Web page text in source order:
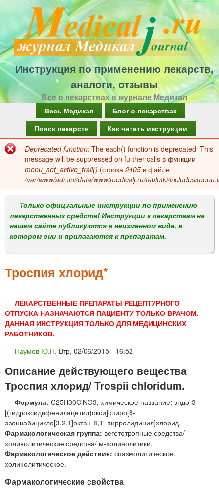
Перейти
к
основному
содержанию
Инструкция по применению лекарств,
аналоги, отзывы
Все о лекарствах в журнале Медикал
а
в
о
м
е
н
Весь Медикал
Блог о лекарствах
Поиск лекарств
Как читать инструкции
Сообщение
об
ошибке
Deprecated function: The each() function is deprecated. This
message will be suppressed on further calls в функции
menu_set_active_trail() (строка 2405 в файле
/var/www/admini/data/www/medicalj.ru/tabletki/includes/
Только официальные инструкции по применению
лекарственных средств! Инструкции к лекарствам на
нашем сайте публикуются в неизменном виде, в
котором они и прилагаются к препаратам.
Троспия хлорид*
ЛЕКАРСТВЕННЫЕ ПРЕПАРАТЫ РЕЦЕПТУРНОГО
ОТПУСКА НАЗНАЧАЮТСЯ ПАЦИЕНТУ ТОЛЬКО ВРАЧОМ.
ДАННАЯ ИНСТРУКЦИЯ ТОЛЬКО ДЛЯ МЕДИЦИНСКИХ
РАБОТНИКОВ.
Наумов Ю.Н. Втр, 02/06/2015 - 16:52
Описание действующего вещества
Троспия хлорид/ Trospii chloridum.
Формула: C25H30ClNO3, химическое название: эндо-3-
[(гидроксидифенилацетил)окси]спиро[8-
азониабицикло[3.2.1]октан-8,1'-пирролидинил]хлорид.
Фармакологическая группа: вегетотропные средства/
холинолитические средства/ м-холинолитики.
Фармакологическое действие: спазмолитическое,
холинолитическое.
Фармакологические свойства